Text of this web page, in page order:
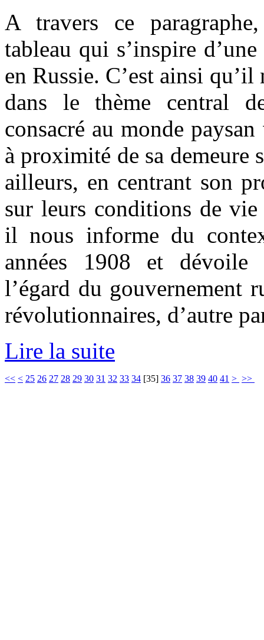
A travers ce
tableau qui s’inspire
en Russie. C’est ainsi
dans le thème central
consacré au monde
à proximité de sa demeure
ailleurs, en centrant son
sur leurs conditions de vie
il nous informe du
années 1908 et dévoile
l’égard du gouvernement
révolutionnaires, d’autre
Lire la suite
<< < 25 26 27 28 29 30 31 32 33 34 [35] 36 37 38 39 40 41 > >>